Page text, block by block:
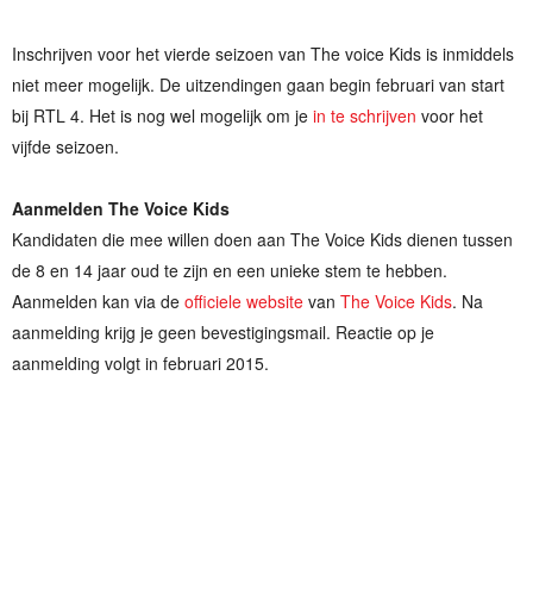
Inschrijven voor het vierde seizoen van The voice Kids is inmiddels
niet meer mogelijk. De uitzendingen gaan begin februari van start
bij RTL 4. Het is nog wel mogelijk om je in te schrijven voor het
vijfde seizoen.
Aanmelden The Voice Kids
Kandidaten die mee willen doen aan The Voice Kids dienen tussen
de 8 en 14 jaar oud te zijn en een unieke stem te hebben.
Aanmelden kan via de officiele website van The Voice Kids. Na
aanmelding krijg je geen bevestigingsmail. Reactie op je
aanmelding volgt in februari 2015.